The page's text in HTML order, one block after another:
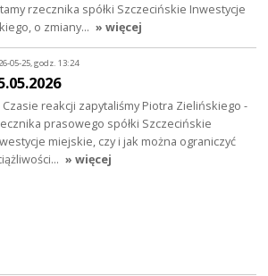
rzecznika spółki Szczecińskie Inwestycje
o zmiany… » więcej
05-25, godz. 13:24
Czasie reakcji zapytaliśmy Piotra Zielińskiego -
prasowego spółki Szczecińskie
miejskie, czy i jak można ograniczyć
» więcej